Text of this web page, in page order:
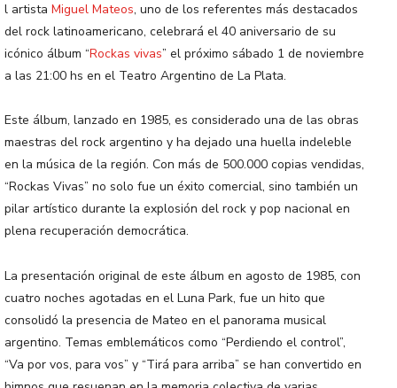
l artista Miguel Mateos, uno de los referentes más destacados
del rock latinoamericano, celebrará el 40 aniversario de su
icónico álbum “Rockas vivas” el próximo sábado 1 de noviembre
a las 21:00 hs en el Teatro Argentino de La Plata.
Este álbum, lanzado en 1985, es considerado una de las obras
maestras del rock argentino y ha dejado una huella indeleble
en la música de la región. Con más de 500.000 copias vendidas,
“Rockas Vivas” no solo fue un éxito comercial, sino también un
pilar artístico durante la explosión del rock y pop nacional en
plena recuperación democrática.
La presentación original de este álbum en agosto de 1985, con
cuatro noches agotadas en el Luna Park, fue un hito que
consolidó la presencia de Mateo en el panorama musical
argentino. Temas emblemáticos como “Perdiendo el control”,
“Va por vos, para vos” y “Tirá para arriba” se han convertido en